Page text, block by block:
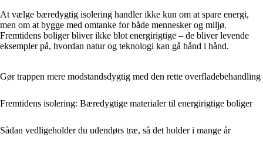
At vælge bæredygtig isolering handler ikke kun om at spare energi,
men om at bygge med omtanke for både mennesker og miljø.
Fremtidens boliger bliver ikke blot energirigtige – de bliver levende
eksempler på, hvordan natur og teknologi kan gå hånd i hånd.
Gør trappen mere modstandsdygtig med den rette overfladebehandling
Fremtidens isolering: Bæredygtige materialer til energirigtige boliger
Sådan vedligeholder du udendørs træ, så det holder i mange år